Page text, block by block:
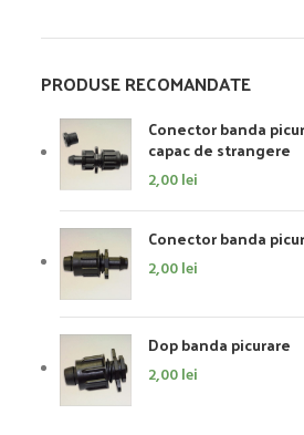
PRODUSE RECOMANDATE
Conector banda
capac de strangere
2,00lei
Conector banda
2,00lei
Dop banda picurare
2,00lei